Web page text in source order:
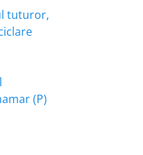
tuturor,
(P)